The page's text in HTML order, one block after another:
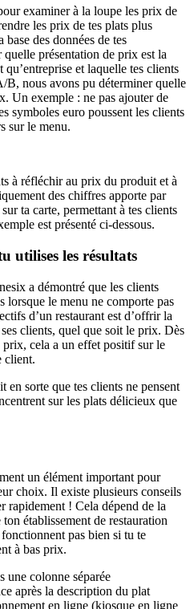
examiner à la loupe les prix de
les prix de tes plats plus
des données de tes
présentation de prix est la
et laquelle tes clients
B, nous avons pu déterminer quelle
Un exemple : ne pas ajouter de
symboles euro poussent les clients
sur le menu.
à réfléchir au prix du produit et à
des chiffres apporte par
ta carte, permettant à tes clients
est présenté ci-dessous.
utilises les résultats
a démontré que les clients
lorsque le menu ne comporte pas
d’un restaurant est d’offrir la
clients, quel que soit le prix. Dès
prix, cela a un effet positif sur le
client.
en sorte que tes clients ne pensent
sur les plats délicieux que
un élément important pour
choix. Il existe plusieurs conseils
rapidement ! Cela dépend de la
établissement de restauration
pas bien si tu te
à bas prix.
une colonne séparée
après la description du plat
en ligne (kiosque en ligne